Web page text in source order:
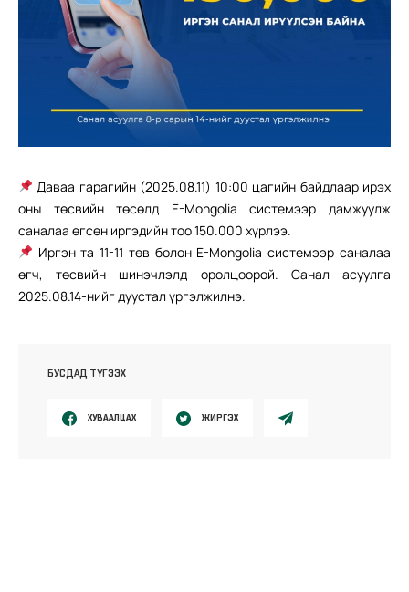
Даваа гарагийн (2025.08.11) 10:00 цагийн байдлаар ирэх
оны төсвийн төсөлд E-Mongolia системээр дамжуулж
саналаа өгсөн иргэдийн тоо 150.000 хүрлээ.
Иргэн та 11-11 төв болон E-Mongolia системээр саналаа
өгч, төсвийн шинэчлэлд оролцоорой. Санал асуулга
2025.08.14-нийг дуустал үргэлжилнэ.
БУСДАД ТҮГЭЭХ
ХУВААЛЦАХ ЖИРГЭХ